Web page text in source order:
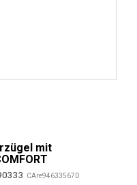
mit
CAre94633567D